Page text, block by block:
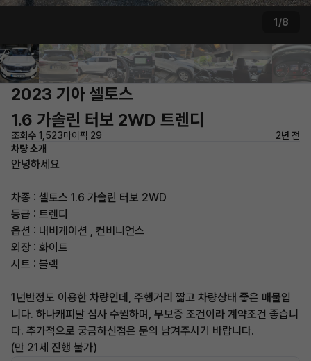
1/8
2023 기아 셀토스
1.6 가솔린 터보 2WD 트렌디
조회수 1,523마이픽 29
2년 전
차량 소개
안녕하세요
차종 : 셀토스 1.6 가솔린 터보 2WD
등급 : 트렌디
옵션 : 내비게이션 , 컨비니언스
외장 : 화이트
시트 : 블랙
1년반정도 이용한 차량인데, 주행거리 짧고 차량상태 좋은 매물입
니다. 하나캐피탈 심사 수월하며, 무보증 조건이라 계약조건 좋습니
다. 추가적으로 궁금하신점은 문의 남겨주시기 바랍니다.
(만 21세 진행 불가)